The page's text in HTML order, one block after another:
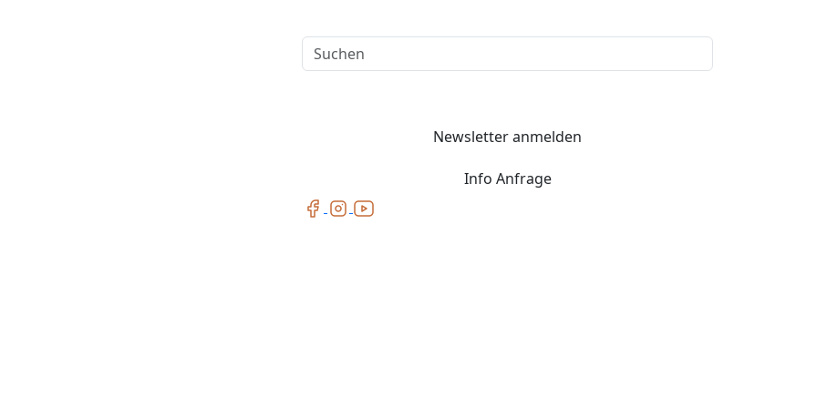
Suchen
Newsletter anmelden
Info Anfrage